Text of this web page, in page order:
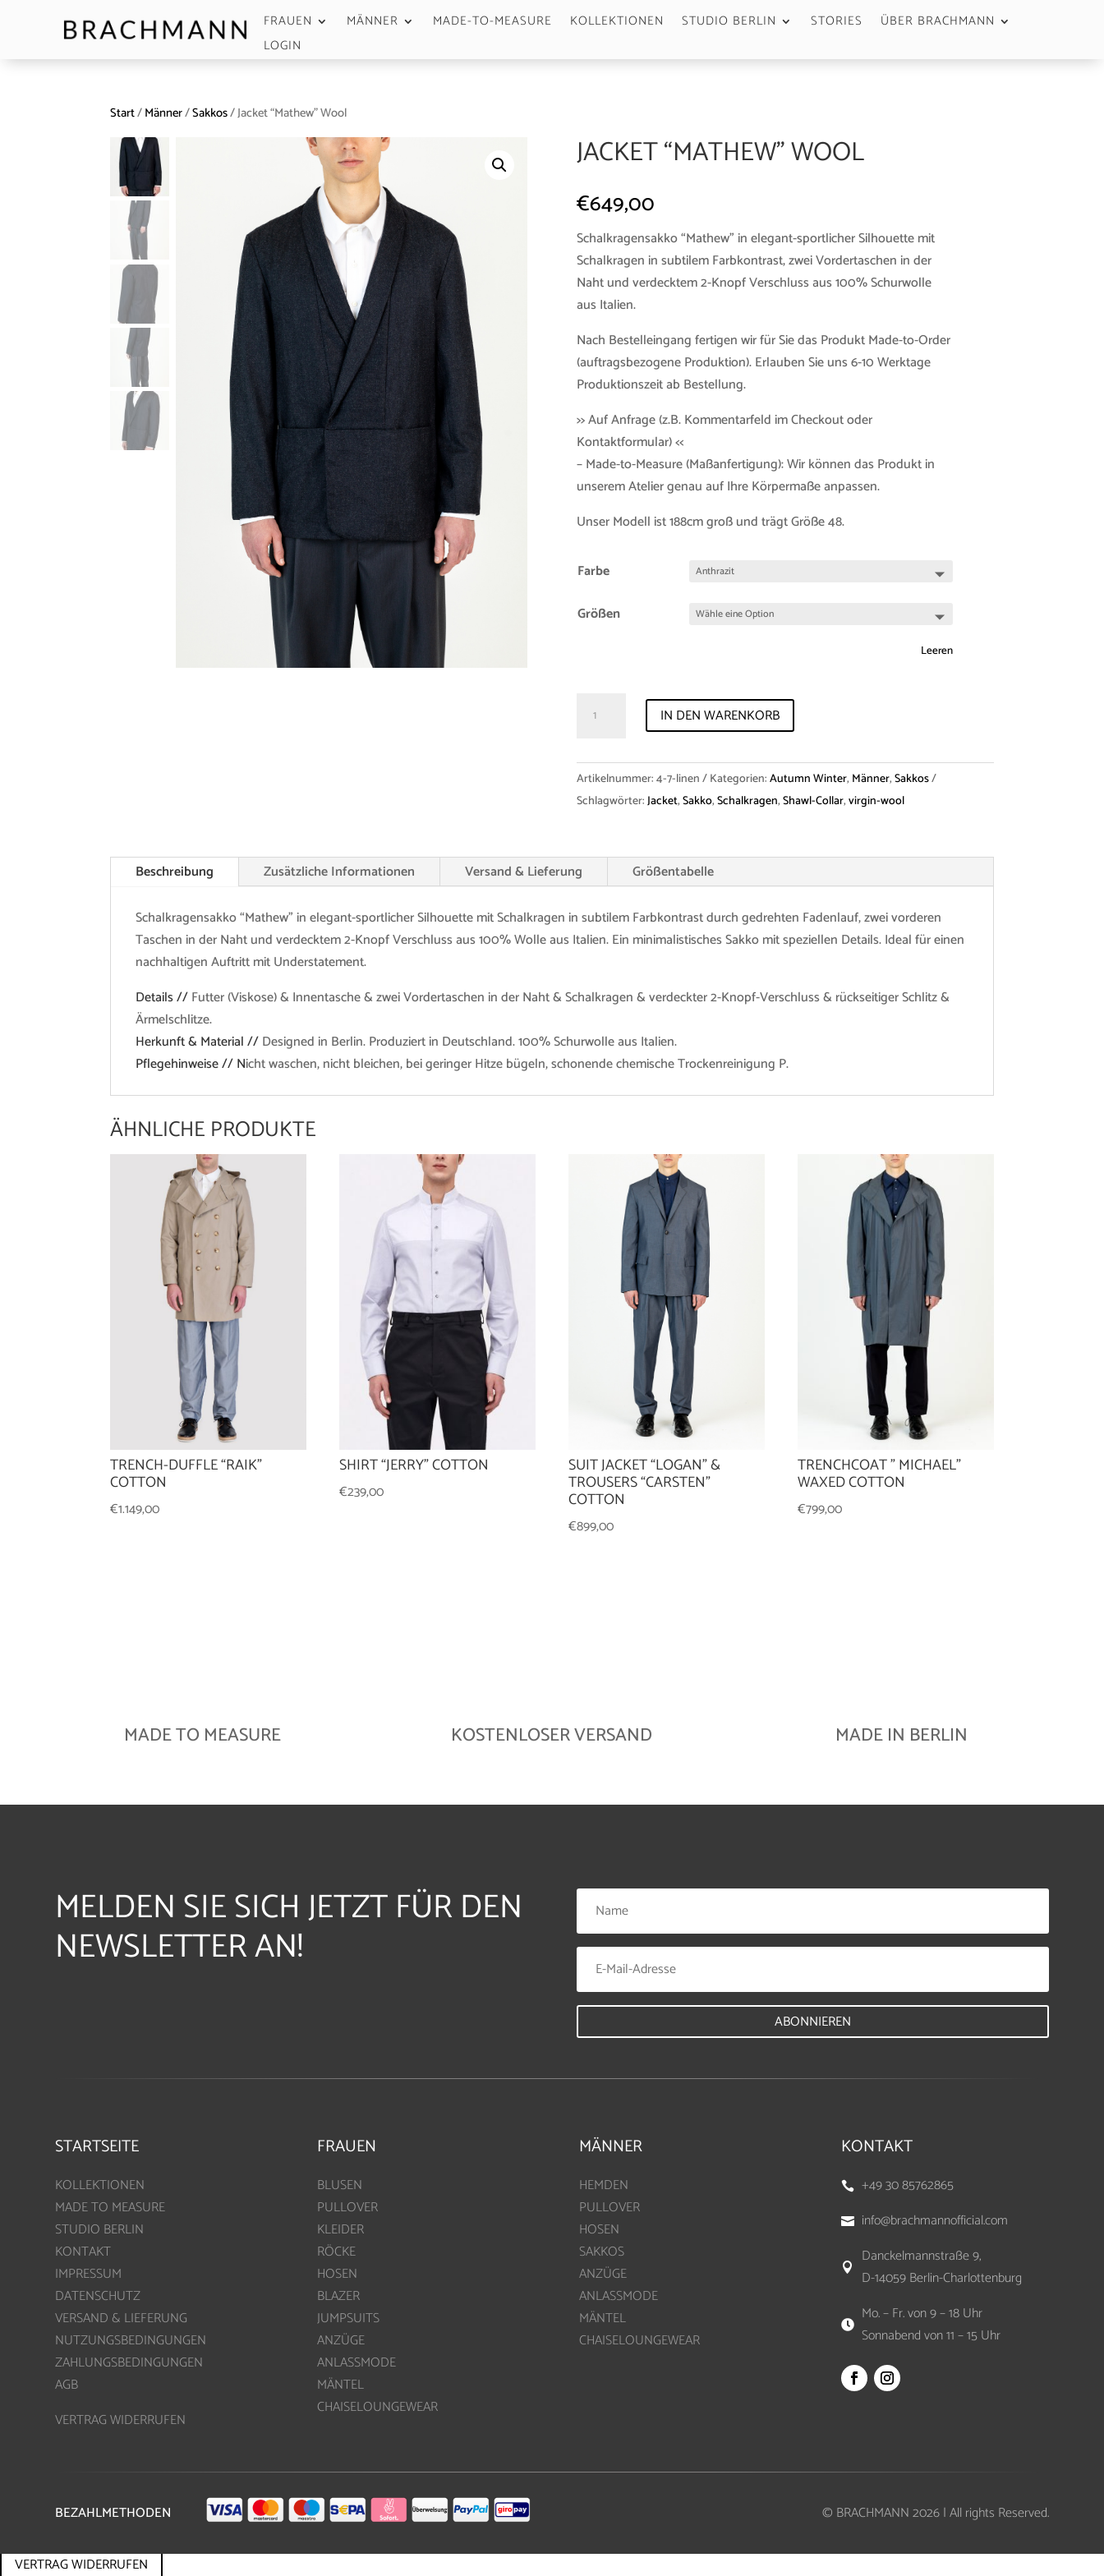
FRAUEN MÄNNER MADE-TO-MEASURE KOLLEKTIONEN STUDIO BERLIN STORIES
ÜBER BRACHMANN
LOGIN
Start/Männer/Sakkos/ Jacket “Mathew” Wool
JACKET “MATHEW” WOOL
€649,00
Schalkragensakko “Mathew” in elegant-sportlicher Silhouette mit
Schalkragen in subtilem Farbkontrast, zwei Vordertaschen in der
Naht und verdecktem 2-Knopf Verschluss aus 100% Schurwolle
aus Italien.
Nach Bestelleingang fertigen wir für Sie das Produkt Made-to-Order
(auftragsbezogene Produktion). Erlauben Sie uns 6-10 Werktage
Produktionszeit ab Bestellung.
>> Auf Anfrage (z.B. Kommentarfeld im Checkout oder
Kontaktformular) <<
– Made-to-Measure (Maßanfertigung): Wir können das Produkt in
unserem Atelier genau auf Ihre Körpermaße anpassen.
Unser Modell ist 188cm groß und trägt Größe 48.
Farbe
Größen
Leeren
"Mathew"
Menge
IN DEN WARENKORB
Artikelnummer:4-7-linen Kategorien:Autumn Winter, Männer,Sakkos
Schlagwörter:Jacket,Sakko,Schalkragen,Shawl-Collar,virgin-wool
Beschreibung Zusätzliche Informationen Versand & Lieferung Größentabelle
Schalkragensakko “Mathew” in elegant-sportlicher Silhouette mit Schalkragen in subtilem Farbkontrast durch gedrehten Fadenlauf, zwei vorderen
Taschen in der Naht und verdecktem 2-Knopf Verschluss aus 100% Wolle aus Italien. Ein minimalistisches Sakko mit speziellen Details. Ideal für einen
nachhaltigen Auftritt mit Understatement.
Details //Futter (Viskose) & Innentasche & zwei Vordertaschen in der Naht & Schalkragen & verdeckter 2-Knopf-Verschluss & rückseitiger Schlitz &
Ärmelschlitze.
Herkunft & Material //Designed in Berlin. Produziert in Deutschland. 100% Schurwolle aus Italien.
Pflegehinweise // Nicht waschen, nicht bleichen, bei geringer Hitze bügeln, schonende chemische Trockenreinigung P.
ÄHNLICHE PRODUKTE
TRENCH-DUFFLE “RAIK”
COTTON
€1.149,00
SHIRT “JERRY” COTTON
€239,00
SUIT JACKET “LOGAN” &
TROUSERS “CARSTEN”
COTTON
€899,00
TRENCHCOAT ” MICHAEL”
WAXED COTTON
€799,00
MADE TO MEASURE KOSTENLOSER VERSAND MADE IN BERLIN
MELDEN SIE SICH JETZT FÜR DEN
NEWSLETTER AN!
ABONNIEREN
STARTSEITE
KOLLEKTIONEN
MADE TO MEASURE
STUDIO BERLIN
KONTAKT
IMPRESSUM
DATENSCHUTZ
VERSAND & LIEFERUNG
NUTZUNGSBEDINGUNGEN
ZAHLUNGSBEDINGUNGEN
AGB
VERTRAG WIDERRUFEN
FRAUEN
BLUSEN
PULLOVER
KLEIDER
RÖCKE
HOSEN
BLAZER
JUMPSUITS
ANZÜGE
ANLASSMODE
MÄNTEL
CHAISELOUNGEWEAR
MÄNNER
HEMDEN
PULLOVER
HOSEN
SAKKOS
ANZÜGE
ANLASSMODE
MÄNTEL
CHAISELOUNGEWEAR
KONTAKT
 +49 30 85762865
 info@brachmannofficial.com

Danckelmannstraße 9,
D-14059 Berlin-Charlottenburg

Mo. – Fr. von 9 – 18 Uhr
Sonnabend von 11 – 15 Uhr
BEZAHLMETHODEN © BRACHMANN 2026 | All rights Reserved.
VERTRAG WIDERRUFEN